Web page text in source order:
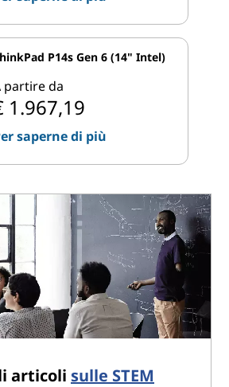
P14s Gen 6 (14" Intel)
partire da
1.967,19
saperne di più
articoli sulle STEM